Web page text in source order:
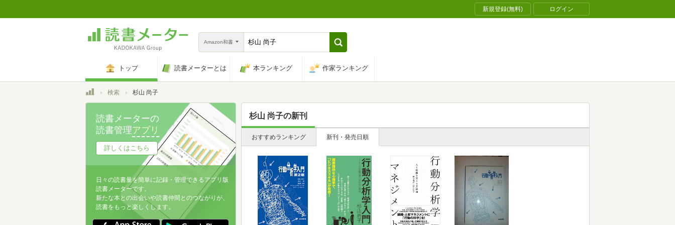
新規登録(無料) ログイン
Amazon和書
トップ 読書メーターとは 本ランキング 作家ランキング
トップ検索 杉山 尚子
杉山 尚子の新刊
おすすめランキング 新刊・発売日順
読書メーターの
読書管理アプリ
詳しくはこちら
日々の読書量を簡単に記録・管理できるアプリ版
読書メーターです。
新たな本との出会いや読書仲間とのつながりが、
読書をもっと楽しくします。